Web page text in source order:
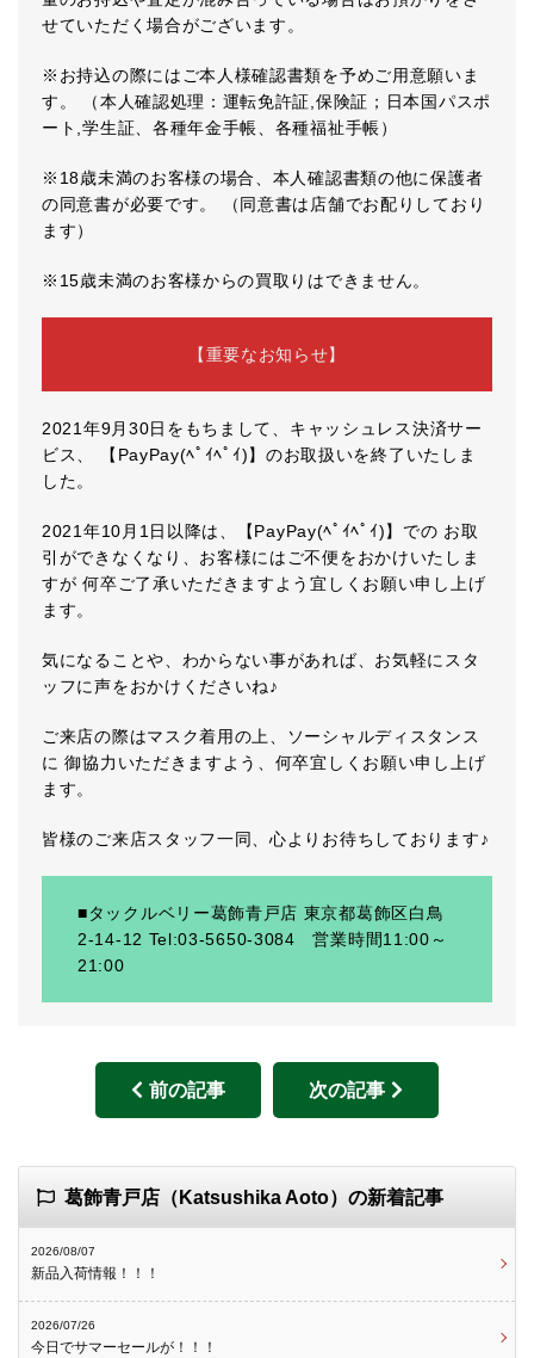
せていただく場合がございます。
※お持込の際にはご本人様確認書類を予めご用意願いま
す。 （本人確認処理：運転免許証,保険証；日本国パスポ
ート,学生証、各種年金手帳、各種福祉手帳）
※18歳未満のお客様の場合、本人確認書類の他に保護者
の同意書が必要です。 （同意書は店舗でお配りしており
ます）
※15歳未満のお客様からの買取りはできません。
【重要なお知らせ】
2021年9月30日をもちまして、キャッシュレス決済サー
ビス、 【PayPay(ﾍﾟｲﾍﾟｲ)】のお取扱いを終了いたしま
した。
2021年10月1日以降は、【PayPay(ﾍﾟｲﾍﾟｲ)】での お取
引ができなくなり、お客様にはご不便をおかけいたしま
すが 何卒ご了承いただきますよう宜しくお願い申し上げ
ます。
気になることや、わからない事があれば、お気軽にスタ
ッフに声をおかけくださいね♪
ご来店の際はマスク着用の上、ソーシャルディスタンス
に 御協力いただきますよう、何卒宜しくお願い申し上げ
ます。
皆様のご来店スタッフ一同、心よりお待ちしております♪
■タックルベリー葛飾青戸店 東京都葛飾区白鳥
2-14-12 Tel:03-5650-3084 営業時間11:00～
21:00
前の記事 次の記事
葛飾青戸店（Katsushika Aoto）の新着記事
2026/08/07
新品入荷情報！！！
2026/07/26
今日でサマーセールが！！！